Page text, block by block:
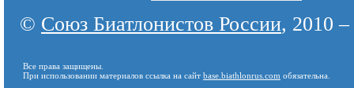
© Союз Биатлонистов России, 2010
Все права защищены.
При использовании материалов ссылка на сайт base.biathlonrus.com обязательна.